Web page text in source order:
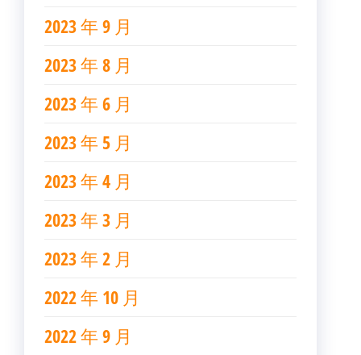
2023 年 9 月
2023 年 8 月
2023 年 6 月
2023 年 5 月
2023 年 4 月
2023 年 3 月
2023 年 2 月
2022 年 10 月
2022 年 9 月